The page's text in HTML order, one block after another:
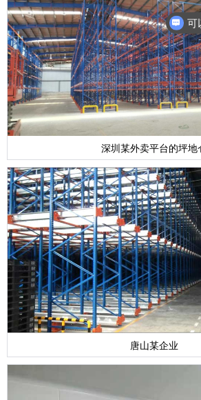
深圳某外卖平台的坪地
唐山某企业